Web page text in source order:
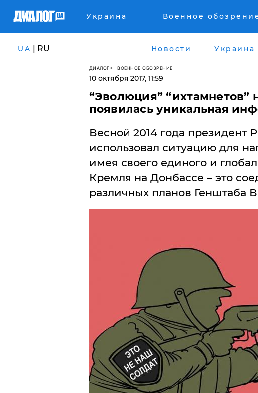
Украина Военное обозрение
UA | RU Новости Украина
ДИАЛОГ ВОЕННОЕ ОБОЗРЕНИЕ
10 октября 2017, 11:59
​“Эволюция” “ихтамнетов”
появилась уникальная
Весной 2014 года
использовал ситуацию для
имея своего единого и
Кремля на Донбассе – это
различных планов Генштаба